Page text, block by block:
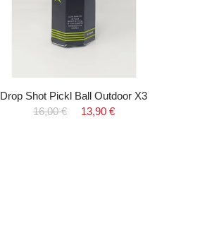
Drop Shot Pickl Ball Outdoor X3
16,00 €
13,90 €